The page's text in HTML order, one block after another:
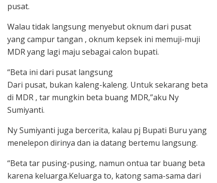
pusat.
Walau tidak langsung menyebut oknum dari pusat
yang campur tangan , oknum kepsek ini memuji-muji
MDR yang lagi maju sebagai calon bupati.
“Beta ini dari pusat langsung
Dari pusat, bukan kaleng-kaleng. Untuk sekarang beta
di MDR , tar mungkin beta buang MDR,”aku Ny
Sumiyanti.
Ny Sumiyanti juga bercerita, kalau pj Bupati Buru yang
menelepon dirinya dan ia datang bertemu langsung.
“Beta tar pusing-pusing, namun ontua tar buang beta
karena keluarga.Keluarga to, katong sama-sama dari